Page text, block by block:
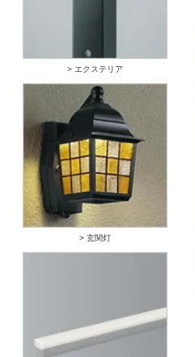
> エクステリア
> 玄関灯